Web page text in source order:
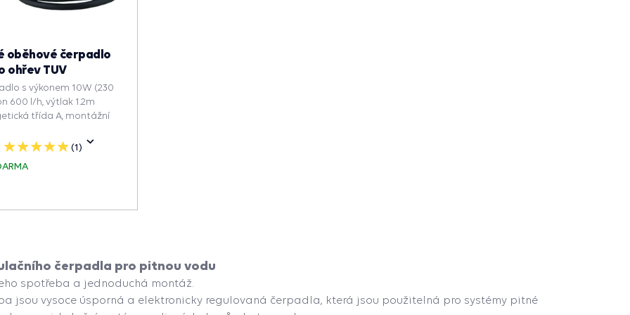
5
hvězdiček
(1)
oběhové čerpadlo
ohřev TUV
s výkonem 10W (230
600 l/h, výtlak 1.2m
třída A, montážní
čerpadla pro pitnou vodu
spotřeba a jednoduchá montáž.
jsou vysoce úsporná a elektronicky regulovaná čerpadla, která jsou použitelná pro systémy pitné